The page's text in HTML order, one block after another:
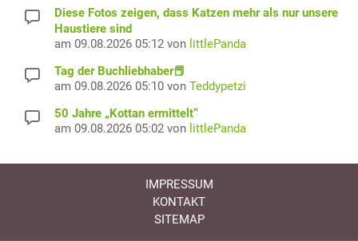
Diese Fotos zeigen, dass Katzen mehr als nur unsere
Haustiere sind
am 09.08.2026 05:12 von littlePanda
Tag der Buchliebhaber📕
am 09.08.2026 05:10 von Teddypetzi
50 Jahre „Kottan ermittelt“
am 09.08.2026 05:02 von littlePanda
IMPRESSUM
KONTAKT
SITEMAP